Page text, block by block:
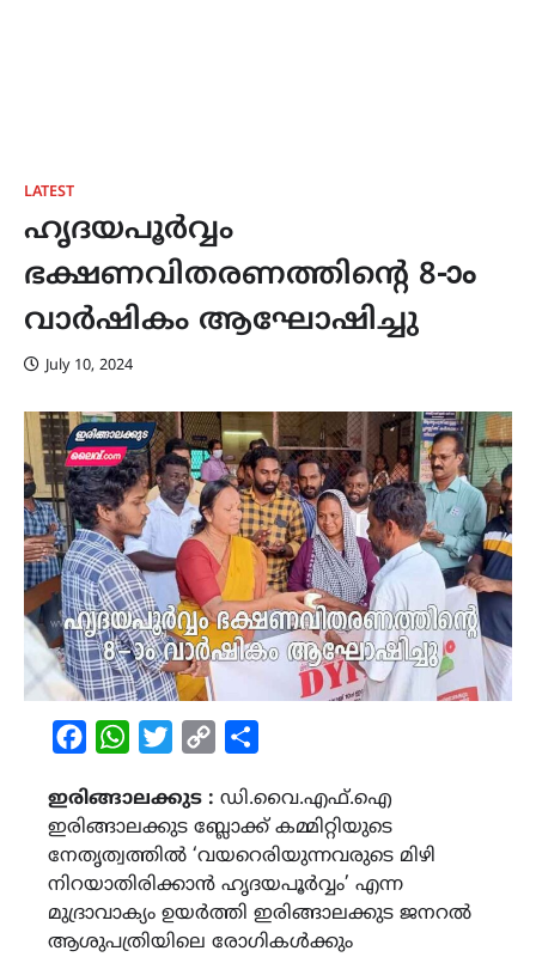
LATEST
ഹൃദയപൂർവ്വം
ഭക്ഷണവിതരണത്തിന്റെ 8-ാം
വാർഷികം ആഘോഷിച്ചു
July 10, 2024
FacebookWhatsAppTwitterCopy
ഇരിങ്ങാലക്കുട : ഡി.വൈ.എഫ്.ഐ
ഇരിങ്ങാലക്കുട ബ്ലോക്ക്‌ കമ്മിറ്റിയുടെ
നേതൃത്വത്തിൽ ‘വയറെരിയുന്നവരുടെ മിഴി
നിറയാതിരിക്കാൻ ഹൃദയപൂർവ്വം’ എന്ന
മുദ്രാവാക്യം ഉയർത്തി ഇരിങ്ങാലക്കുട ജനറൽ
ആശുപത്രിയിലെ രോഗികൾക്കും